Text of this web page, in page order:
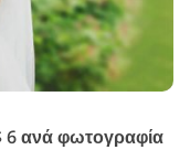
6 ανά φωτογραφία